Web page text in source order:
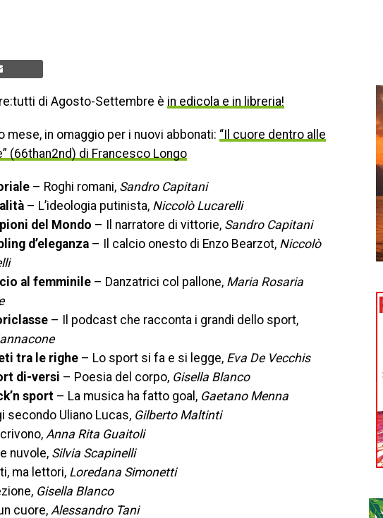
di Agosto-Settembre è in edicola e in libreria!
mese, in omaggio per i nuovi abbonati: “Il cuore dentro alle
(66than2nd) di Francesco Longo
– Roghi romani, Sandro Capitani
– L’ideologia putinista, Niccolò Lucarelli
del Mondo – Il narratore di vittorie, Sandro Capitani
d’eleganza – Il calcio onesto di Enzo Bearzot, Niccolò
al femminile – Danzatrici col pallone, Maria Rosaria
– Il podcast che racconta i grandi dello sport,
tra le righe – Lo sport si fa e si legge, Eva De Vecchis
di-versi – Poesia del corpo, Gisella Blanco
sport – La musica ha fatto goal, Gaetano Menna
secondo Uliano Lucas, Gilberto Maltinti
Anna Rita Guaitoli
nuvole, Silvia Scapinelli
ma lettori, Loredana Simonetti
Gisella Blanco
cuore, Alessandro Tani